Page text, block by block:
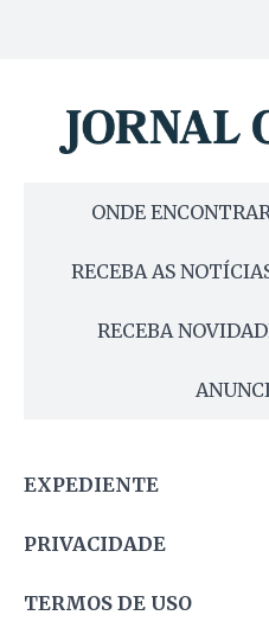
ONDE
RECEBA AS
RECEBA
EXPEDIENTE
PRIVACIDADE
TERMOS DE USO